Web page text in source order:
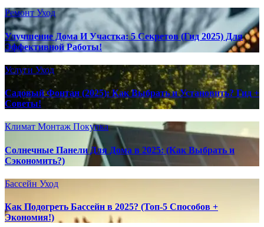
Ремонт Уход
Улучшение Дома И Участка: 5 Секретов (Гид 2025) Для
Эффективной Работы!
Услуги Уход
Садовый Фонтан (2025): Как Выбрать и Установить? Гид +
Советы!
Климат Монтаж Покупка
Солнечные Панели Для Дома в 2025: (Как Выбрать и
Сэкономить?)
Бассейн Уход
Как Подогреть Бассейн в 2025? (Топ-5 Способов +
Экономия!)